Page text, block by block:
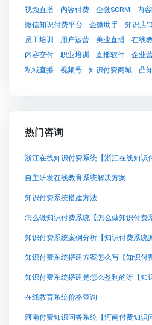
视频直播
内容付费 企微SCRM 内
微信知识付费平台
企微助手 知识店
员工培训
用户运营 美业直播 在线
内容交付
职业培训 直播软件 企业
私域直播
视频号 知识付费商城 凸知
热门咨询
自主研发在线教育系统解决方案
知识付费系统搭建方法
在线教育系统价格查询